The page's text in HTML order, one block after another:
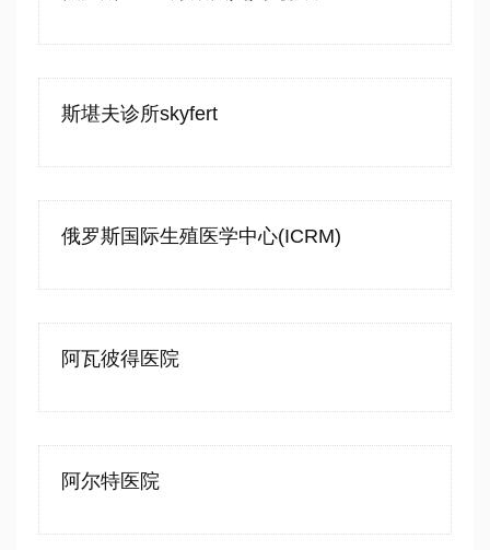
斯堪夫诊所skyfert
俄罗斯国际生殖医学中心(ICRM)
阿瓦彼得医院
阿尔特医院